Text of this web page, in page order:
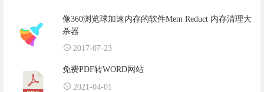
像360浏览球加速内存的软件Mem Reduct 内存清理大
杀器
2017-07-23
免费PDF转WORD网站
2021-04-01